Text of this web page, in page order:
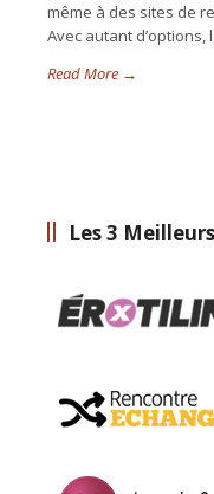
même à des sites de
Avec autant
Read More →
Les 3